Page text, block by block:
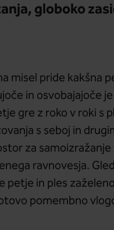
globoko
misel pride kakšna
in osvobajajoče
gre z roko v roki s
s seboj in
za
ravnovesja.
petje in ples
pomembno